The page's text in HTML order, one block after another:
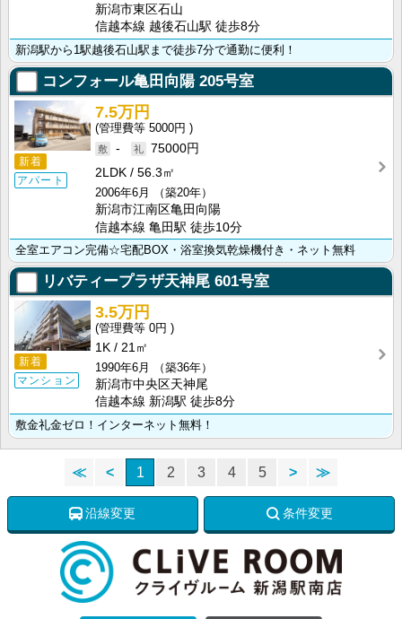
新潟市東区石山
信越本線 越後石山駅 徒歩8分
新潟駅から1駅越後石山駅まで徒歩7分で通勤に便利！
コンフォール亀田向陽 205号室
新着
アパート
7.5万円
5000円
-
75000円
2LDK
56.3㎡
2006年6月
（築20年）
新潟市江南区亀田向陽
信越本線 亀田駅 徒歩10分
全室エアコン完備☆宅配BOX・浴室換気乾燥機付き・ネット無料
リバティープラザ天神尾 601号室
新着
マンション
3.5万円
0円
1K
21㎡
1990年6月
（築36年）
新潟市中央区天神尾
信越本線 新潟駅 徒歩8分
敷金礼金ゼロ！インターネット無料！
≪ < 1 2 3 4 5 > ≫
沿線変更 条件変更